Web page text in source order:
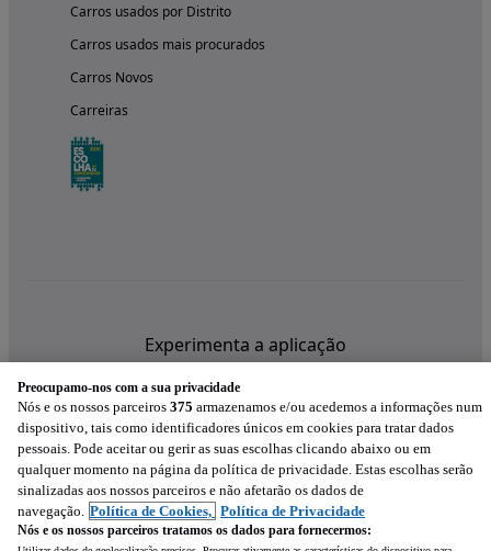
Carros usados por Distrito
Carros usados mais procurados
Carros Novos
Carreiras
Experimenta a aplicação
Preocupamo-nos com a sua privacidade
Nós e os nossos parceiros 375 armazenamos e/ou acedemos a informações num
dispositivo, tais como identificadores únicos em cookies para tratar dados
pessoais. Pode aceitar ou gerir as suas escolhas clicando abaixo ou em
qualquer momento na página da política de privacidade. Estas escolhas serão
sinalizadas aos nossos parceiros e não afetarão os dados de
navegação. Política de Cookies, Política de Privacidade
Nós e os nossos parceiros tratamos os dados para fornecermos: